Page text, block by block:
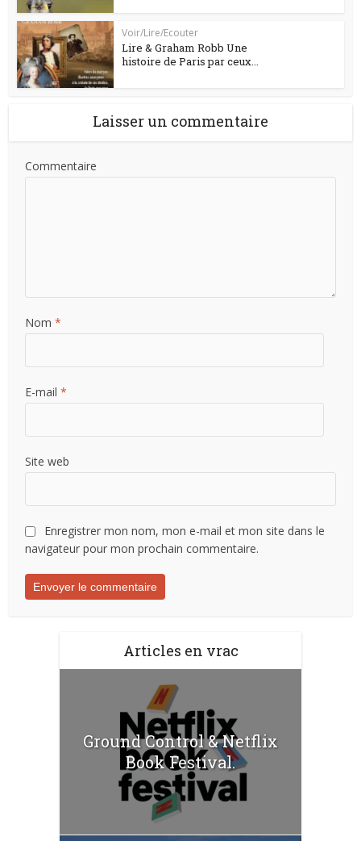
Voir/Lire/Ecouter
Lire & Graham Robb Une
histoire de Paris par ceux...
Laisser un commentaire
Commentaire
Nom*
E-mail*
Site web
Enregistrer mon nom, mon e-mail et mon site dans le
navigateur pour mon prochain commentaire.
Articles en vrac
Ground Control & Netflix
Book Festival.